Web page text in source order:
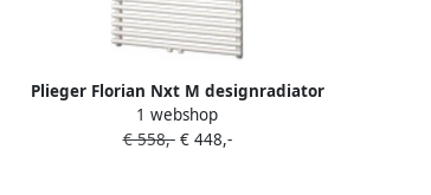
Plieger Florian Nxt M designradiator
enkel horizontaal met
middenaansluiting 1216x500mm 646W
1 webshop
€ 558,-€ 448,-